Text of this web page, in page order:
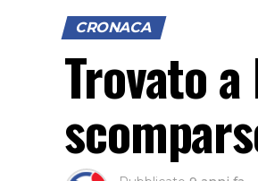
CRONACA
Trovato